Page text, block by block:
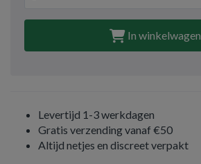
In winkelwagen
Levertijd 1-3 werkdagen
Gratis verzending vanaf €50
Altijd netjes en discreet verpakt